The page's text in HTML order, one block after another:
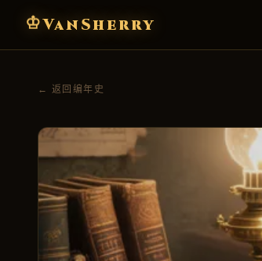
♔VanSherry
← 返回编年史